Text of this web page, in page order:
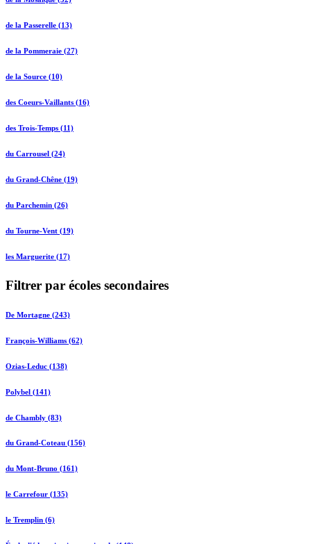
de la Passerelle (13)
de la Pommeraie (27)
de la Source (10)
des Coeurs-Vaillants (16)
des Trois-Temps (11)
du Carrousel (24)
du Grand-Chêne (19)
du Parchemin (26)
du Tourne-Vent (19)
les Marguerite (17)
Filtrer par écoles secondaires
De Mortagne (243)
François-Williams (62)
Ozias-Leduc (138)
Polybel (141)
de Chambly (83)
du Grand-Coteau (156)
du Mont-Bruno (161)
le Carrefour (135)
le Tremplin (6)